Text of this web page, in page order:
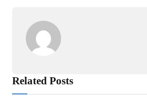
Related Posts